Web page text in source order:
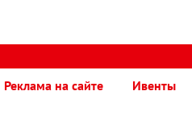
Реклама на сайте Ивенты